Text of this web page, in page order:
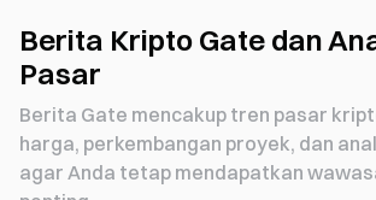
Berita Kripto Gate dan
Pasar
Berita Gate mencakup tren pasar
harga, perkembangan proyek, dan
agar Anda tetap mendapatkan